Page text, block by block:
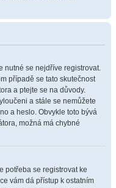
nutné se nejdříve registrovat.
případě se tato skutečnost
a ptejte se na důvody.
a stále se nemůžete
a heslo. Obvykle toto bývá
možná má chybné
potřeba se registrovat ke
vám dá přístup k ostatním